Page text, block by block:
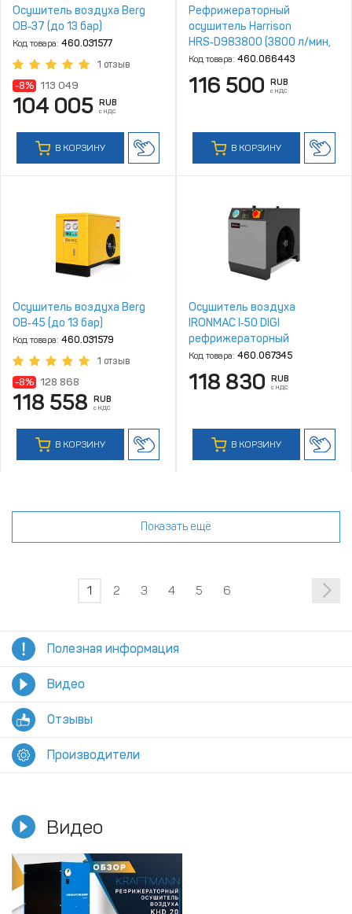
Осушитель воздуха Berg
ОВ‑37 (до 13 бар)
Код товара: 460.031577
1 отзыв
-8% 113 049
104 005 RUB
с НДС
В КОРЗИНУ
Рефрижераторный
осушитель Harrison
HRS‑D983800 (3800 л/мин,
4‑10 бар)
Код товара: 460.066443
116 500 RUB
с НДС
В КОРЗИНУ
Осушитель воздуха Berg
ОВ‑45 (до 13 бар)
Код товара: 460.031579
1 отзыв
-8% 128 868
118 558 RUB
с НДС
В КОРЗИНУ
Осушитель воздуха
IRONMAC I‑50 DIGI
рефрижераторный
Код товара: 460.067345
118 830 RUB
с НДС
В КОРЗИНУ
Показать ещё
1 2 3 4 5 6
Полезная информация
Видео
Отзывы
Производители
Видео